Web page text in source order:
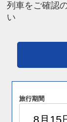
列車をご確認
い
旅行期間